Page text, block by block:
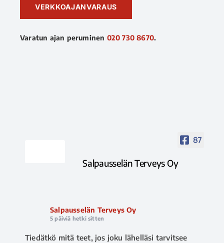
VERKKOAJANVARAUS
Varatun ajan peruminen 020 730 8670.
87
Salpausselän Terveys Oy
Salpausselän Terveys Oy
5 päiviä hetki sitten
Tiedätkö mitä teet, jos joku lähelläsi tarvitsee